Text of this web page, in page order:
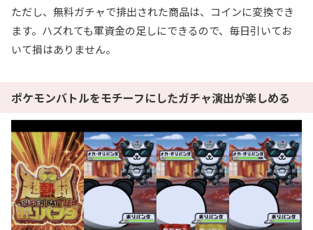
ただし、無料ガチャで排出された商品は、コインに変換でき
ます。ハズれても軍資金の足しにできるので、毎日引いてお
いて損はありません。
ポケモンバトルをモチーフにしたガチャ演出が楽しめる